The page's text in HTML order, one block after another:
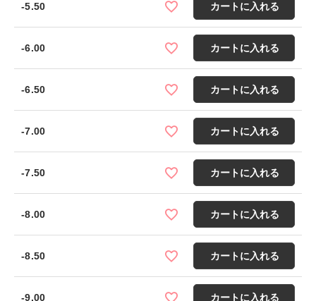
-5.50 カートに入れる
-6.00 カートに入れる
-6.50 カートに入れる
-7.00 カートに入れる
-7.50 カートに入れる
-8.00 カートに入れる
-8.50 カートに入れる
-9.00 カートに入れる